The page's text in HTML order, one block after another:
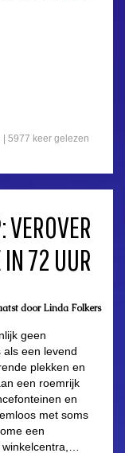
| 5977 keer gelezen
VEROVER
IN 72 UUR
doorLinda Folkers
geen
een levend
plekken en
een roemrijk
en
met soms
een